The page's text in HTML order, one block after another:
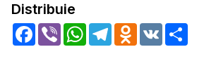
Distribuie
Facebook
Viber WhatsApp
TelegramOdnoklassniki
VK